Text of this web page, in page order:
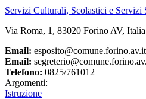
Servizi Culturali, Scolastici e Servizi
Via Roma, 1, 83020 Forino AV, Italia
Email: esposito@comune.forino.av.it
Email:
Telefono: 0825/761012
Argomenti:
Istruzione